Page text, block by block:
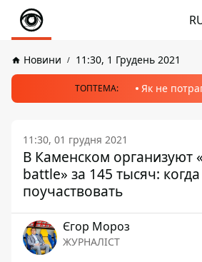
Новини 11:30, 1 Грудень 2021
ТОПТЕМА: Як не
11:30, 01 грудня 2021
В Каменском организуют
battle» за 145 тысяч:
поучаствовать
Єгор Мороз
ЖУРНАЛІСТ